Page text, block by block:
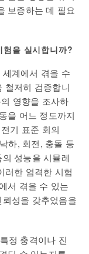
보증하는 데 필요
을 실시합니까?
계에서 겪을 수
철저히 검증합니
영향을 조사하
을 어느 정도까지
기 표준 회의
하, 회전, 충돌 등
성능을 시뮬레
러한 엄격한 시험
서 겪을 수 있는
성을 갖추었음을
정 충격이나 진